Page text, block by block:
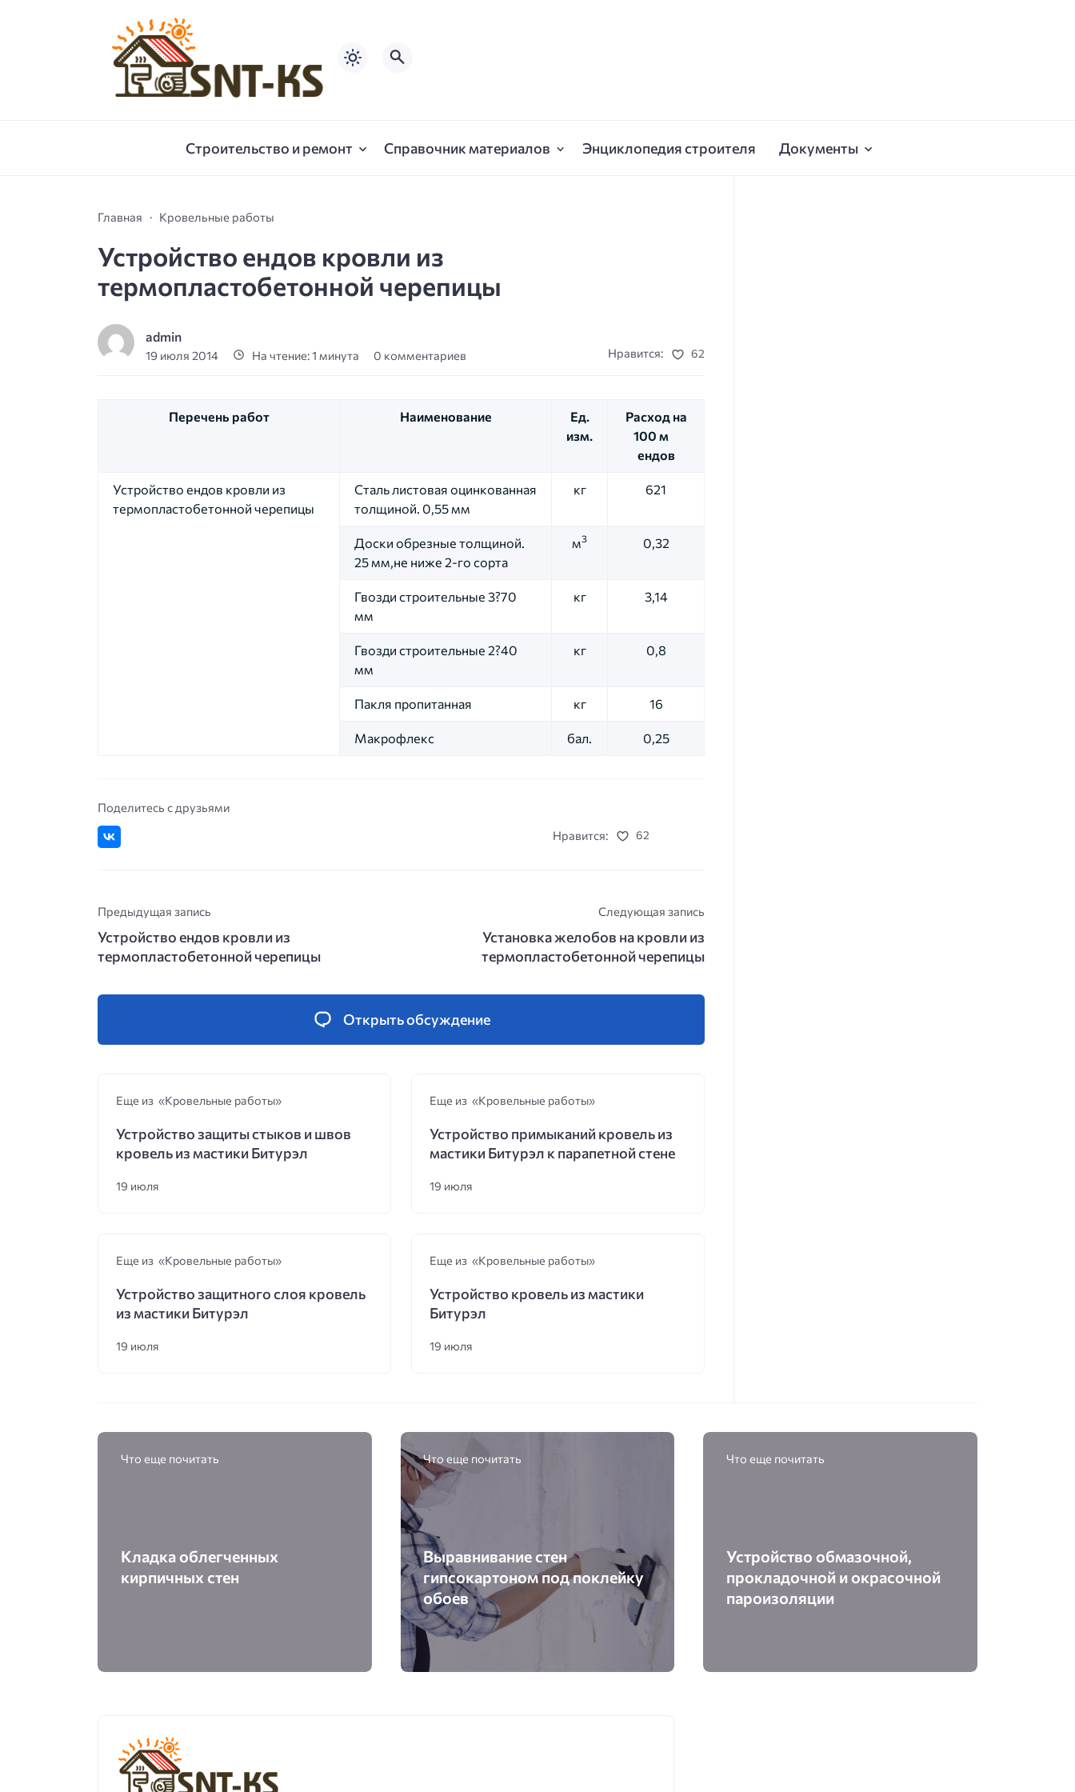
Строительство и ремонт Справочник материалов Энциклопедия строителя Документы
Главная Кровельные работы
Устройство ендов кровли из
термопластобетонной черепицы
admin
19 июля 2014 На чтение: 1 минута 0 комментариев Нравится: 62
Перечень работ Наименование
Ед.
изм.
Расход на
100 м
ендов
Устройство ендов кровли из
термопластобетонной черепицы
Сталь листовая оцинкованная
толщиной. 0,55 мм
кг 621
Доски обрезные толщиной.
25 мм,не ниже 2-го сорта
м3 0,32
Гвозди строительные 3?70
мм
кг 3,14
Гвозди строительные 2?40
мм
кг 0,8
Пакля пропитанная кг 16
Макрофлекс бал. 0,25
Поделитесь с друзьями
Нравится:
62
Предыдущая запись
Устройство ендов кровли из
термопластобетонной черепицы
Следующая запись
Установка желобов на кровли из
термопластобетонной черепицы
Открыть обсуждение
Еще из «Кровельные работы»
Устройство защиты стыков и швов
кровель из мастики Битурэл
19 июля
Еще из «Кровельные работы»
Устройство примыканий кровель из
мастики Битурэл к парапетной стене
19 июля
Еще из «Кровельные работы»
Устройство защитного слоя кровель
из мастики Битурэл
19 июля
Еще из «Кровельные работы»
Устройство кровель из мастики
Битурэл
19 июля
Что еще почитать
Кладка облегченных
кирпичных стен
Что еще почитать
Выравнивание стен
гипсокартоном под поклейку
обоев
Что еще почитать
Устройство обмазочной,
прокладочной и окрасочной
пароизоляции